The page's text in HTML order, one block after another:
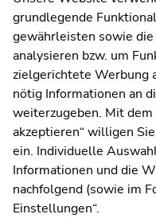
Moodle
UNIGRAZonline
Impressum
Datenschutzerklärung
Cookie-Einstellungen
WetterstationUni
grundlegende
gewährleisten sowie
analysieren bzw. um
zielgerichtete Werbung
nötig Informationen an
weiterzugeben. Mit dem
akzeptieren“ willigen
ein. Individuelle
Informationen und die
nachfolgend (sowie im
Einstellungen“.